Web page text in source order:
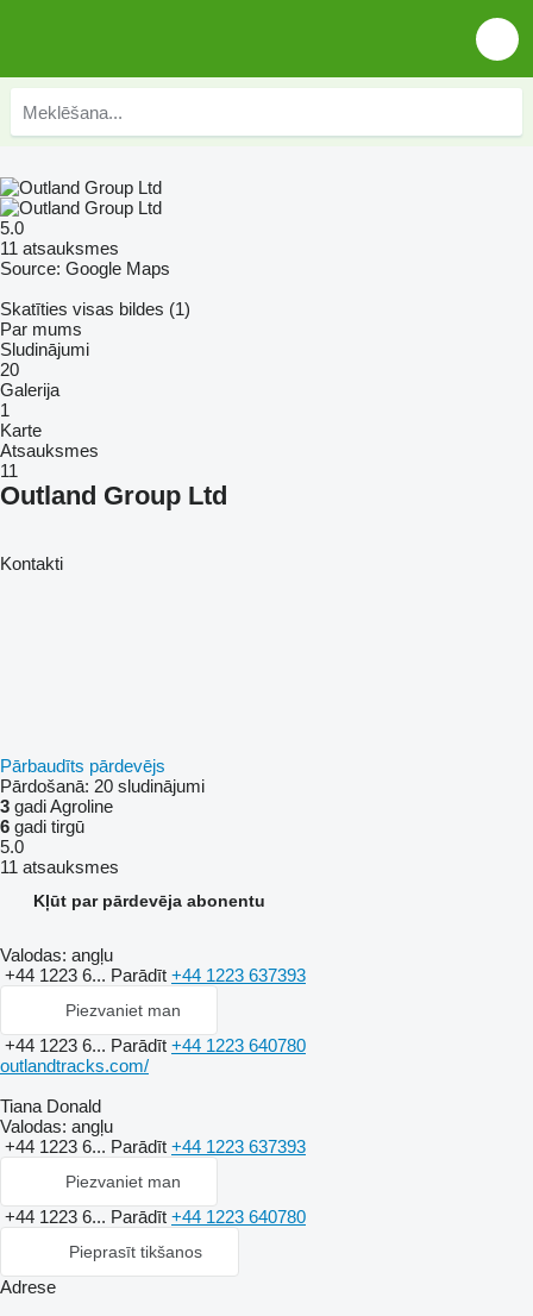
5.0
11 atsauksmes
Source: Google Maps
Skatīties visas bildes (1)
Par mums
Sludinājumi
20
Galerija
1
Karte
Atsauksmes
11
Outland Group Ltd
Kontakti
Pārbaudīts pārdevējs
Pārdošanā: 20 sludinājumi
3 gadi Agroline
6 gadi tirgū
5.0
11 atsauksmes
Kļūt par pārdevēja abonentu
Valodas: angļu
+44 1223 6... Parādīt +44 1223 637393
Piezvaniet man
+44 1223 6... Parādīt +44 1223 640780
outlandtracks.com/
Tiana Donald
Valodas: angļu
+44 1223 6... Parādīt +44 1223 637393
Piezvaniet man
+44 1223 6... Parādīt +44 1223 640780
Pieprasīt tikšanos
Adrese